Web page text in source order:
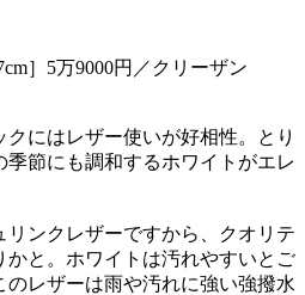
］5万9000円／クリーザン
にはレザー使いが好相性。とり
節にも調和するホワイトがエレ
リンクレザーですから、クオリテ
かと。ホワイトは汚れやすいとご
レザーは雨や汚れに強い強撥水